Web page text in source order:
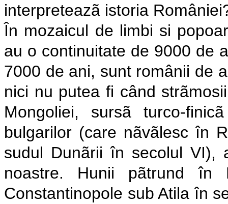
interpreteazã istoria
În mozaicul de limbi si
au o continuitate de 9000 de
7000 de ani, sunt românii de
nici nu putea fi când
Mongoliei, sursã turco-
bulgarilor (care nãvãlesc în
sudul Dunãrii în secolul VI),
noastre. Hunii pãtrund
Constantinopole sub Atila în